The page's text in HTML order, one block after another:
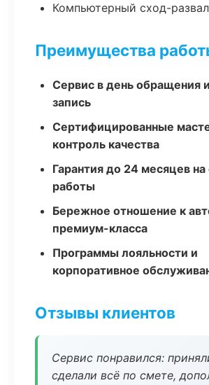
Компьютерный сход-развал
Преимущества
Сервис в день обращения
запись
Сертифицированные
контроль качества
Гарантия до 24 месяцев
работы
Бережное отношение к
премиум-класса
Программы лояльности и
корпоративное
Отзывы клиентов
Сервис понравился:
сделали всё по смете,